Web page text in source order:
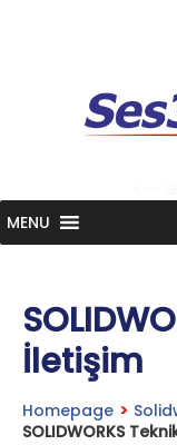
MENU
İletişim
Homepage >
SOLIDWORKS